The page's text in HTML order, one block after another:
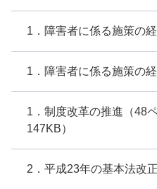
1．障害者に係る施策の
1．障害者に係る施策の
1．制度改革の推進（48
147KB）
2．平成23年の基本法改